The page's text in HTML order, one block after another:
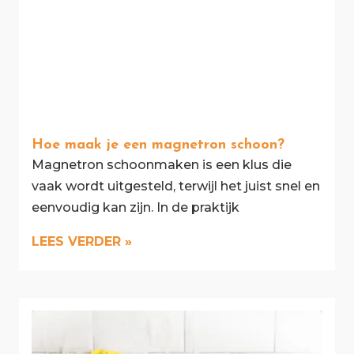
Hoe maak je een magnetron schoon?
Magnetron schoonmaken is een klus die
vaak wordt uitgesteld, terwijl het juist snel en
eenvoudig kan zijn. In de praktijk
LEES VERDER »